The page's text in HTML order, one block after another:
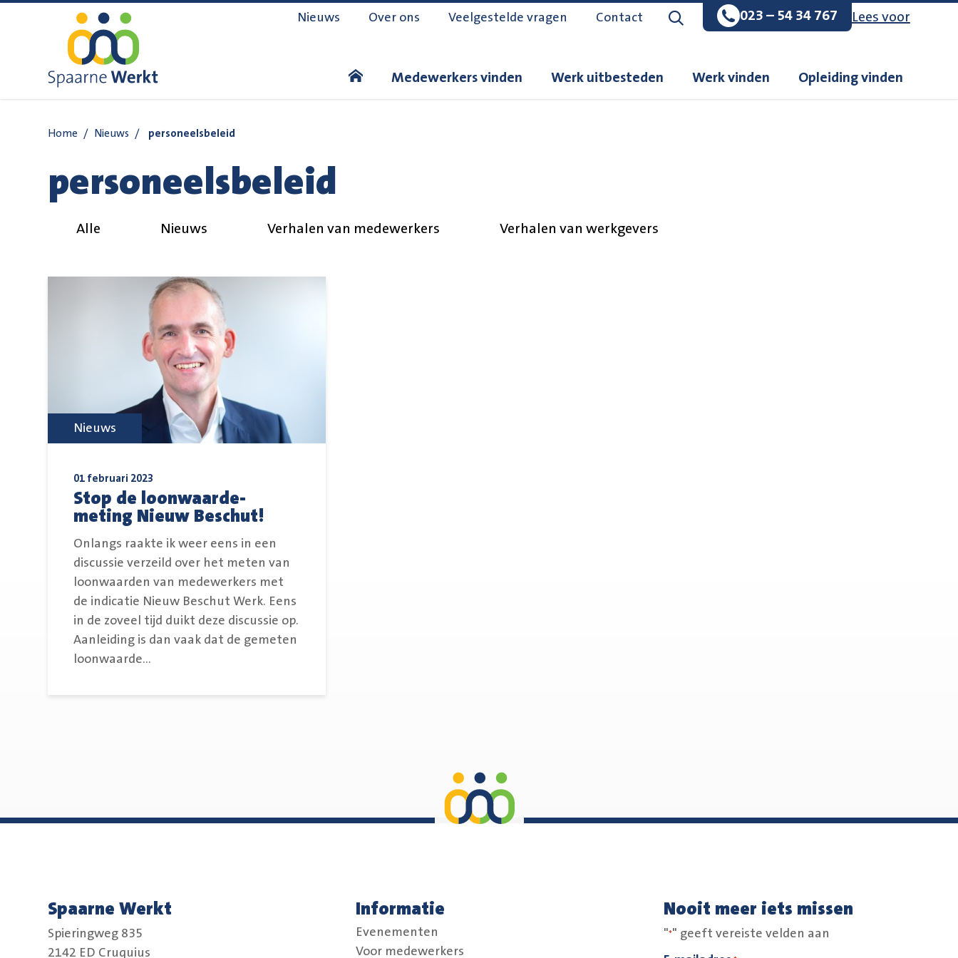
Navigatie overslaan Nieuws Over ons Veelgestelde vragen Contact Zoeken op de website
023 – 54 34 767 Lees voor
Medewerkers vinden Werk uitbesteden Werk vinden Opleiding vinden
Home / Nieuws / personeelsbeleid
personeelsbeleid
Alle Nieuws Verhalen van medewerkers Verhalen van werkgevers
Stop de loonwaarde-
meting Nieuw Beschut!
01 februari 2023
Onlangs raakte ik weer eens in een
discussie verzeild over het meten van
loonwaarden van medewerkers met
de indicatie Nieuw Beschut Werk. Eens
in de zoveel tijd duikt deze discussie op.
Aanleiding is dan vaak dat de gemeten
loonwaarde...
Nieuws
Spaarne Werkt
Spieringweg 835
2142 ED Cruquius
Informatie
Evenementen
Voor medewerkers
Nooit meer iets missen
"*" geeft vereiste velden aan